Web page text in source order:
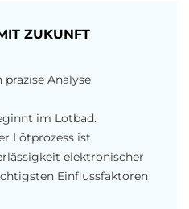
ZUKUNFT
Analyse
im Lotbad.
Lötprozess ist
elektronischer
Einflussfaktoren